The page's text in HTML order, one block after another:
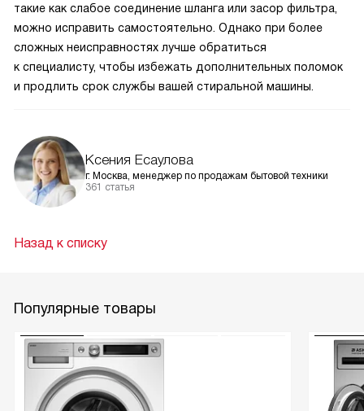
такие как слабое соединение шланга или засор фильтра,
можно исправить самостоятельно. Однако при более
сложных неисправностях лучше обратиться
к специалисту, чтобы избежать дополнительных поломок
и продлить срок службы вашей стиральной машины.
Ксения Есаулова
г. Москва, менеджер по продажам бытовой техники
361 статья
Назад к списку
Популярные товары